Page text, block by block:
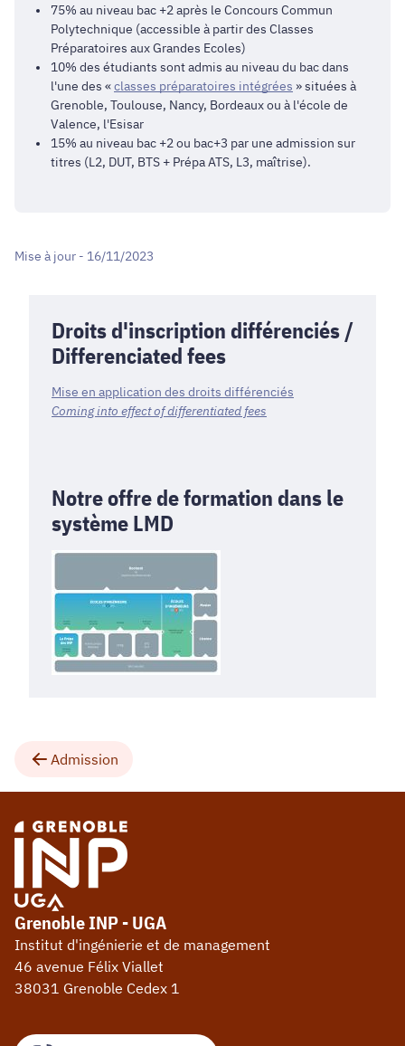
75% au niveau bac +2 après le Concours Commun
Polytechnique (accessible à partir des Classes
Préparatoires aux Grandes Ecoles)
10% des étudiants sont admis au niveau du bac dans
l'une des «classes préparatoires intégrées » situées à
Grenoble, Toulouse, Nancy, Bordeaux ou à l'école de
Valence, l'Esisar
15% au niveau bac +2 ou bac+3 par une admission sur
titres (L2, DUT, BTS + Prépa ATS, L3, maîtrise).
Mise à jour - 16/11/2023
Droits d'inscription différenciés /
Differenciated fees
Mise en application des droits différenciés
Coming into effect of differentiated fees
Notre offre de formation dans le
système LMD
Admission
Grenoble INP - UGA
Institut d'ingénierie et de management
46 avenue Félix Viallet
38031 Grenoble Cedex 1